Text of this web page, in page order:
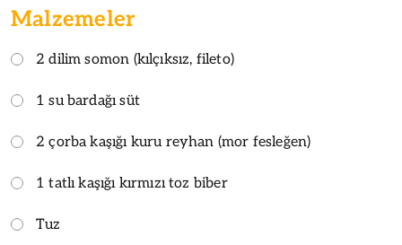
Malzemeler
2 dilim somon (kılçıksız, fileto)
1 su bardağı süt
2 çorba kaşığı kuru reyhan (mor fesleğen)
1 tatlı kaşığı kırmızı toz biber
Tuz